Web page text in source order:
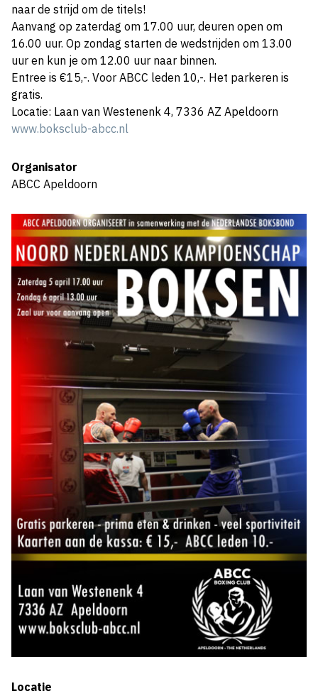
naar de strijd om de titels!
Aanvang op zaterdag om 17.00 uur, deuren open om
16.00 uur. Op zondag starten de wedstrijden om 13.00
uur en kun je om 12.00 uur naar binnen.
Entree is €15,-. Voor ABCC leden 10,-. Het parkeren is
gratis.
Locatie: Laan van Westenenk 4, 7336 AZ Apeldoorn
www.boksclub-abcc.nl
Organisator
ABCC Apeldoorn
Locatie